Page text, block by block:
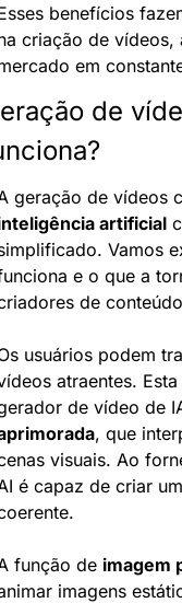
benefícios
criação de vídeos,
em
de
geração de vídeos
artificial
Vamos
e o que a
de
usuários podem
atraentes.
de vídeo de
, que
visuais. Ao
é capaz de criar
função de imagem
imagens